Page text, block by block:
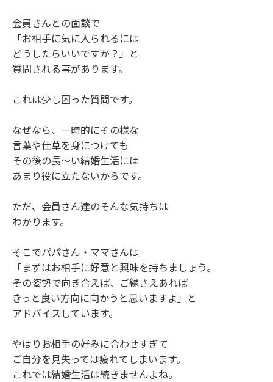
会員さんとの面談で
「お相手に気に入られるには
どうしたらいいですか？」と
質問される事があります。
これは少し困った質問です。
なぜなら、一時的にその様な
言葉や仕草を身につけても
その後の長～い結婚生活には
あまり役に立たないからです。
ただ、会員さん達のそんな気持ちは
わかります。
そこでパパさん・ママさんは
「まずはお相手に好意と興味を持ちましょう。
その姿勢で向き合えば、 ご縁さえあれば
きっと良い方向に向かう と思いますよ」と
アドバイスしています。
やはりお相手の好みに合わせすぎて
ご自分を見失っては疲れてしまいます。
これでは結婚生活は続きませんよね。